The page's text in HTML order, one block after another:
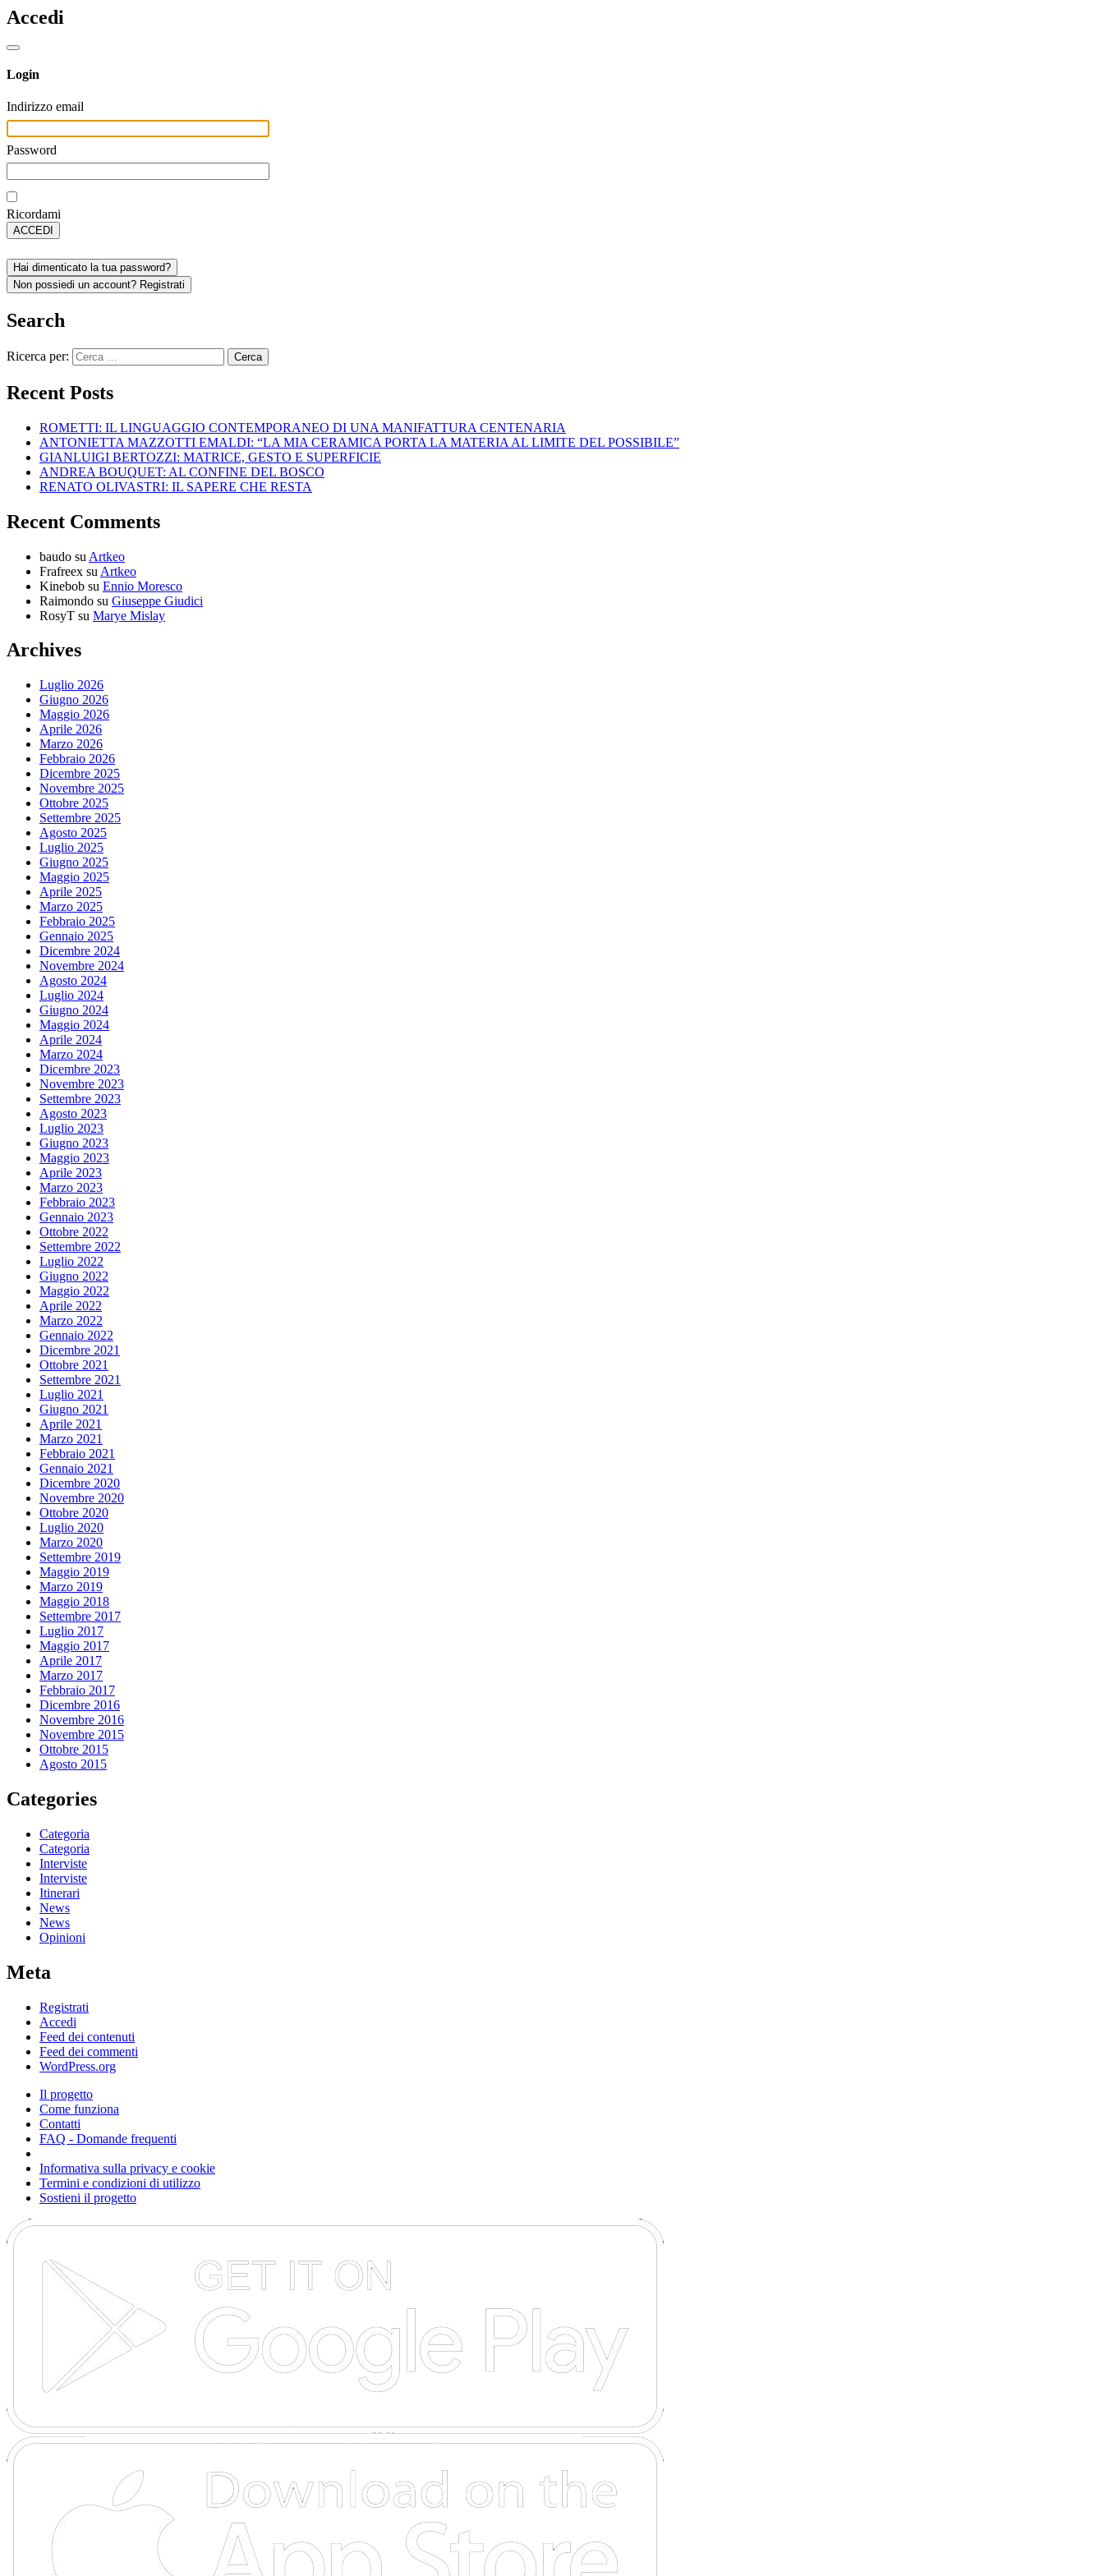
Accedi
Login
Indirizzo email
Password
Ricordami
ACCEDI
Hai dimenticato la tua password?
Non possiedi un account? Registrati
Search
Ricerca per:
Recent Posts
ROMETTI: IL LINGUAGGIO CONTEMPORANEO DI UNA MANIFATTURA CENTENARIA
ANTONIETTA MAZZOTTI EMALDI: “LA MIA CERAMICA PORTA LA MATERIA AL LIMITE DEL POSSIBILE”
GIANLUIGI BERTOZZI: MATRICE, GESTO E SUPERFICIE
ANDREA BOUQUET: AL CONFINE DEL BOSCO
RENATO OLIVASTRI: IL SAPERE CHE RESTA
Recent Comments
baudo su Artkeo
Frafreex su Artkeo
Kinebob su Ennio Moresco
Raimondo su Giuseppe Giudici
RosyT su Marye Mislay
Archives
Luglio 2026
Giugno 2026
Maggio 2026
Aprile 2026
Marzo 2026
Febbraio 2026
Dicembre 2025
Novembre 2025
Ottobre 2025
Settembre 2025
Agosto 2025
Luglio 2025
Giugno 2025
Maggio 2025
Aprile 2025
Marzo 2025
Febbraio 2025
Gennaio 2025
Dicembre 2024
Novembre 2024
Agosto 2024
Luglio 2024
Giugno 2024
Maggio 2024
Aprile 2024
Marzo 2024
Dicembre 2023
Novembre 2023
Settembre 2023
Agosto 2023
Luglio 2023
Giugno 2023
Maggio 2023
Aprile 2023
Marzo 2023
Febbraio 2023
Gennaio 2023
Ottobre 2022
Settembre 2022
Luglio 2022
Giugno 2022
Maggio 2022
Aprile 2022
Marzo 2022
Gennaio 2022
Dicembre 2021
Ottobre 2021
Settembre 2021
Luglio 2021
Giugno 2021
Aprile 2021
Marzo 2021
Febbraio 2021
Gennaio 2021
Dicembre 2020
Novembre 2020
Ottobre 2020
Luglio 2020
Marzo 2020
Settembre 2019
Maggio 2019
Marzo 2019
Maggio 2018
Settembre 2017
Luglio 2017
Maggio 2017
Aprile 2017
Marzo 2017
Febbraio 2017
Dicembre 2016
Novembre 2016
Novembre 2015
Ottobre 2015
Agosto 2015
Categories
Categoria
Categoria
Interviste
Interviste
Itinerari
News
News
Opinioni
Meta
Registrati
Accedi
Feed dei contenuti
Feed dei commenti
WordPress.org
Il progetto
Come funziona
Contatti
FAQ - Domande frequenti
Informativa sulla privacy e cookie
Termini e condizioni di utilizzo
Sostieni il progetto